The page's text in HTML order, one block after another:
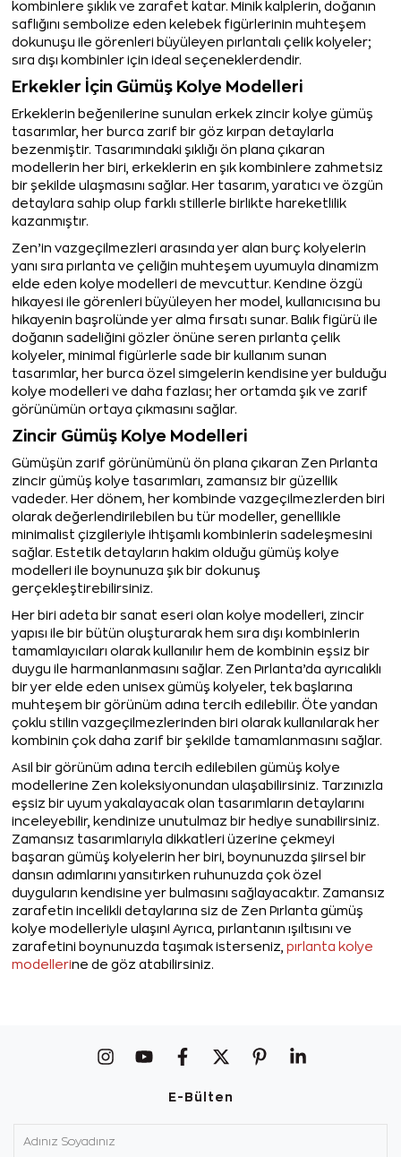
kombinlere şıklık ve zarafet katar. Minik kalplerin, doğanın
saflığını sembolize eden kelebek figürlerinin muhteşem
dokunuşu ile görenleri büyüleyen pırlantalı çelik kolyeler;
sıra dışı kombinler için ideal seçeneklerdendir.
Erkekler İçin Gümüş Kolye Modelleri
Erkeklerin beğenilerine sunulan erkek zincir kolye gümüş
tasarımlar, her burca zarif bir göz kırpan detaylarla
bezenmiştir. Tasarımındaki şıklığı ön plana çıkaran
modellerin her biri, erkeklerin en şık kombinlere zahmetsiz
bir şekilde ulaşmasını sağlar. Her tasarım, yaratıcı ve özgün
detaylara sahip olup farklı stillerle birlikte hareketlilik
kazanmıştır.
Zen’in vazgeçilmezleri arasında yer alan burç kolyelerin
yanı sıra pırlanta ve çeliğin muhteşem uyumuyla dinamizm
elde eden kolye modelleri de mevcuttur. Kendine özgü
hikayesi ile görenleri büyüleyen her model, kullanıcısına bu
hikayenin başrolünde yer alma fırsatı sunar. Balık figürü ile
doğanın sadeliğini gözler önüne seren pırlanta çelik
kolyeler, minimal figürlerle sade bir kullanım sunan
tasarımlar, her burca özel simgelerin kendisine yer bulduğu
kolye modelleri ve daha fazlası; her ortamda şık ve zarif
görünümün ortaya çıkmasını sağlar.
Zincir Gümüş Kolye Modelleri
Gümüşün zarif görünümünü ön plana çıkaran Zen Pırlanta
zincir gümüş kolye tasarımları, zamansız bir güzellik
vadeder. Her dönem, her kombinde vazgeçilmezlerden biri
olarak değerlendirilebilen bu tür modeller, genellikle
minimalist çizgileriyle ihtişamlı kombinlerin sadeleşmesini
sağlar. Estetik detayların hakim olduğu gümüş kolye
modelleri ile boynunuza şık bir dokunuş
gerçekleştirebilirsiniz.
Her biri adeta bir sanat eseri olan kolye modelleri, zincir
yapısı ile bir bütün oluşturarak hem sıra dışı kombinlerin
tamamlayıcıları olarak kullanılır hem de kombinin eşsiz bir
duygu ile harmanlanmasını sağlar. Zen Pırlanta’da ayrıcalıklı
bir yer elde eden unisex gümüş kolyeler, tek başlarına
muhteşem bir görünüm adına tercih edilebilir. Öte yandan
çoklu stilin vazgeçilmezlerinden biri olarak kullanılarak her
kombinin çok daha zarif bir şekilde tamamlanmasını sağlar.
Asil bir görünüm adına tercih edilebilen gümüş kolye
modellerine Zen koleksiyonundan ulaşabilirsiniz. Tarzınızla
eşsiz bir uyum yakalayacak olan tasarımların detaylarını
inceleyebilir, kendinize unutulmaz bir hediye sunabilirsiniz.
Zamansız tasarımlarıyla dikkatleri üzerine çekmeyi
başaran gümüş kolyelerin her biri, boynunuzda şiirsel bir
dansın adımlarını yansıtırken ruhunuzda çok özel
duyguların kendisine yer bulmasını sağlayacaktır. Zamansız
zarafetin incelikli detaylarına siz de Zen Pırlanta gümüş
kolye modelleriyle ulaşın! Ayrıca, pırlantanın ışıltısını ve
zarafetini boynunuzda taşımak isterseniz, pırlanta kolye
modellerine de göz atabilirsiniz.
E-Bülten